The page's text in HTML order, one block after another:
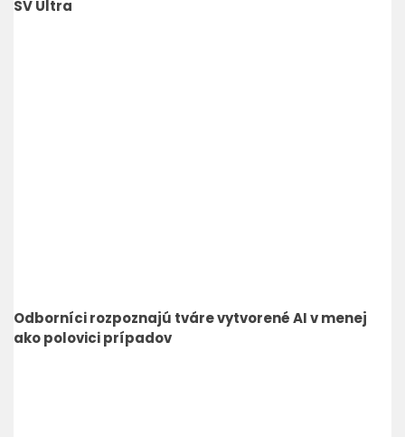
SV Ultra
Odborníci rozpoznajú tváre vytvorené AI v menej
ako polovici prípadov